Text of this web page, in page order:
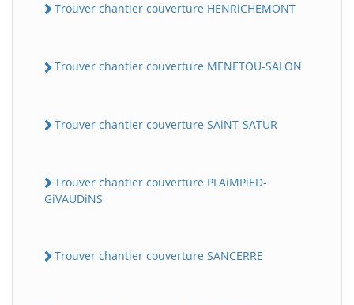
Trouver chantier couverture HENRiCHEMONT
Trouver chantier couverture MENETOU-SALON
Trouver chantier couverture SAiNT-SATUR
Trouver chantier couverture PLAiMPiED-
GiVAUDiNS
Trouver chantier couverture SANCERRE